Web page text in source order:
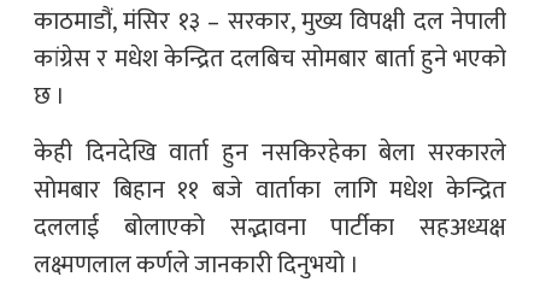
काठमाडौं, मंसिर १३ – सरकार, मुख्य विपक्षी दल नेपाली
कांग्रेस र मधेश केन्द्रित दलबिच सोमबार बार्ता हुने भएको
छ ।
केही दिनदेखि वार्ता हुन नसकिरहेका बेला सरकारले
सोमबार बिहान ११ बजे वार्ताका लागि मधेश केन्द्रित
दललाई बोलाएको सद्भावना पार्टीका सहअध्यक्ष
लक्ष्मणलाल कर्णले जानकारी दिनुभयो ।